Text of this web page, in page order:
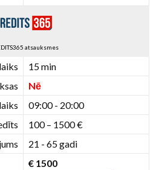
atsauksmes
15 min
Nē
09:00 - 20:00
100 – 1500 €
21 - 65 gadi
€ 1500